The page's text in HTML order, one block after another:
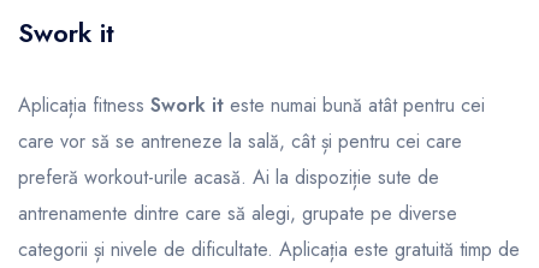
Swork it
Aplicația fitness Swork it este numai bună atât pentru cei
care vor să se antreneze la sală, cât și pentru cei care
preferă workout-urile acasă. Ai la dispoziție sute de
antrenamente dintre care să alegi, grupate pe diverse
categorii și nivele de dificultate. Aplicația este gratuită timp de